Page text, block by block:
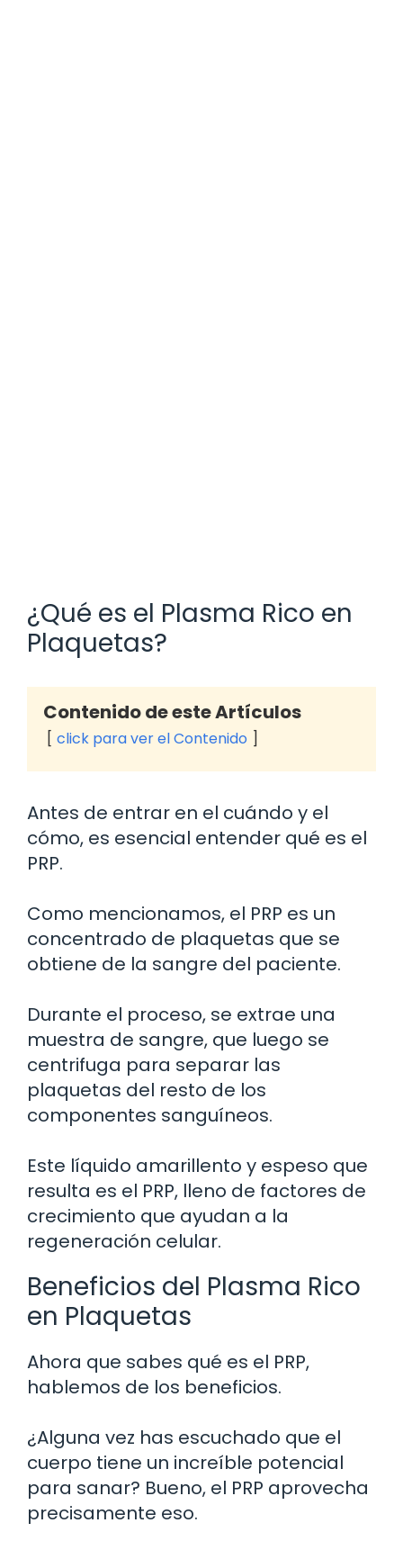
¿Qué es el Plasma Rico en
Plaquetas?
Contenido de este Artículos
click para ver el Contenido
Antes de entrar en el cuándo y el
cómo, es esencial entender qué es el
PRP.
Como mencionamos, el PRP es un
concentrado de plaquetas que se
obtiene de la sangre del paciente.
Durante el proceso, se extrae una
muestra de sangre, que luego se
centrifuga para separar las
plaquetas del resto de los
componentes sanguíneos.
Este líquido amarillento y espeso que
resulta es el PRP, lleno de factores de
crecimiento que ayudan a la
regeneración celular.
Beneficios del Plasma Rico
en Plaquetas
Ahora que sabes qué es el PRP,
hablemos de los beneficios.
¿Alguna vez has escuchado que el
cuerpo tiene un increíble potencial
para sanar? Bueno, el PRP aprovecha
precisamente eso.